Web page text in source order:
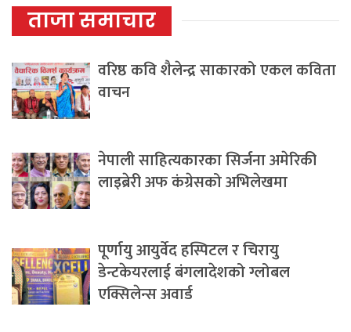
ताजा समाचार
वरिष्ठ कवि शैलेन्द्र साकारको एकल कविता
वाचन
नेपाली साहित्यकारका सिर्जना अमेरिकी
लाइब्रेरी अफ कंग्रेसको अभिलेखमा
पूर्णायु आयुर्वेद हस्पिटल र चिरायु
डेन्टकेयरलाई बंगलादेशको ग्लोबल
एक्सिलेन्स अवार्ड